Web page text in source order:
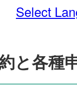
Select
と各種